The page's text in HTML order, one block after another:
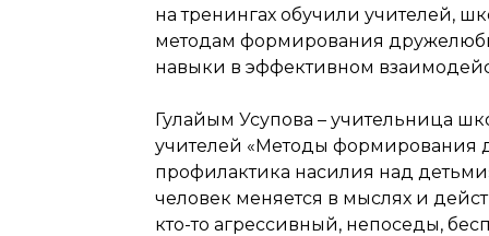
на тренингах обучили учителей,
методам формирования
навыки в эффективном
Гулайым Усупова – учительница
учителей «Методы формирования
профилактика насилия над
человек меняется в мыслях и
кто-то агрессивный, непоседы,